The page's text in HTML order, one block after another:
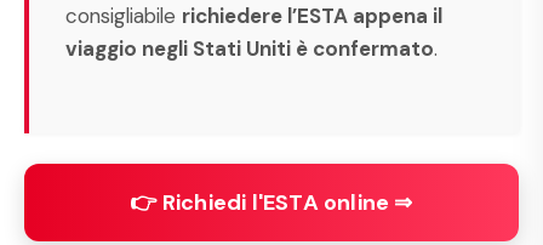
consigliabile richiedere l’ESTA appena il
viaggio negli Stati Uniti è confermato.
👉 Richiedi l'ESTA online ⇒